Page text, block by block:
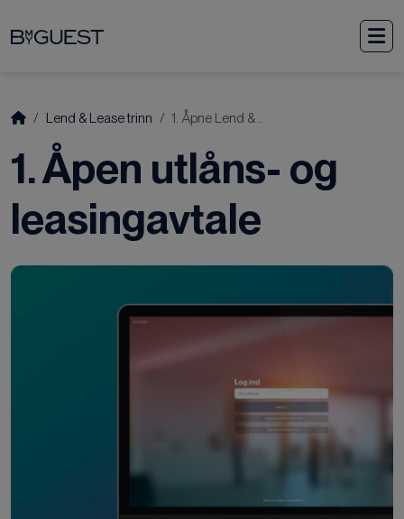
StartLend & Lease trinn 1. Åpne Lend & ..
1. Åpen utlåns- og
leasingavtale